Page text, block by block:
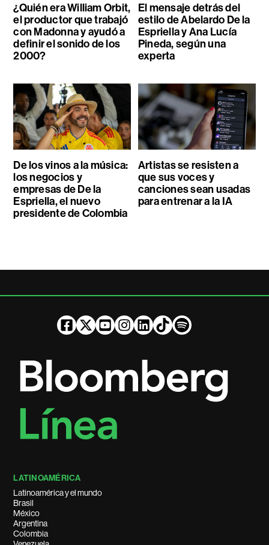
¿Quién era William Orbit,
el productor que trabajó
con Madonna y ayudó a
definir el sonido de los
2000?
El mensaje detrás del
estilo de Abelardo De la
Espriella y Ana Lucía
Pineda, según una
experta
De los vinos a la música:
los negocios y
empresas de De la
Espriella, el nuevo
presidente de Colombia
Artistas se resisten a
que sus voces y
canciones sean usadas
para entrenar a la IA
LATINOAMÉRICA
Latinoamérica y el mundo
Brasil
México
Argentina
Colombia